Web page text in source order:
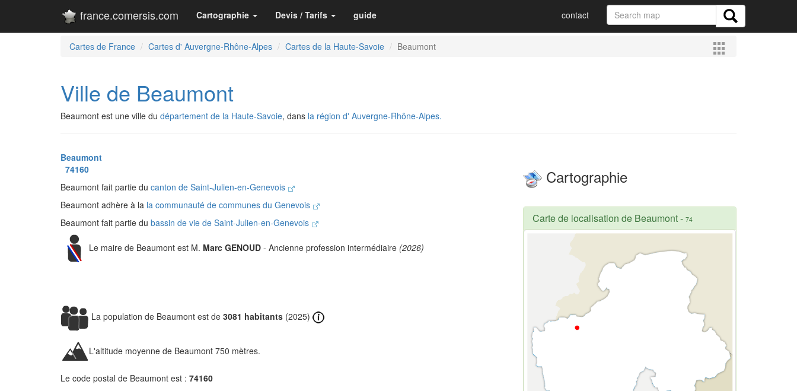
france.comersis.com Cartographie Devis / Tarifs guide contact
Cartes de France Cartes d' Auvergne-Rhône-Alpes Cartes de la Haute-Savoie Beaumont
Ville de Beaumont
Beaumont est une ville du département de la Haute-Savoie, dans la région d' Auvergne-Rhône-Alpes.
Beaumont
74160
Beaumont fait partie du canton de Saint-Julien-en-Genevois
Beaumont adhère à la la communauté de communes du Genevois
Beaumont fait partie du bassin de vie de Saint-Julien-en-Genevois
Le maire de Beaumont est M. Marc GENOUD - Ancienne profession intermédiaire (2026)
La population de Beaumont est de 3081 habitants (2025)
L'altitude moyenne de Beaumont 750 mètres.
Le code postal de Beaumont est : 74160
Cartographie
Carte de localisation de Beaumont- 74